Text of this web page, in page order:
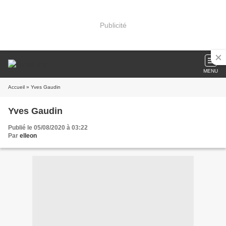
Publicité
MENU
Accueil » Yves Gaudin
Yves Gaudin
Publié le 05/08/2020 à 03:22
Par elleon